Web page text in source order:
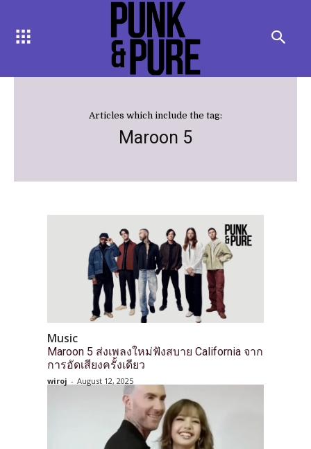
Articles which include the tag:
Maroon 5
Music
Maroon 5 ส่งเพลงใหม่ฟังสบาย California จาก
การอัดเสียงครั้งเดียว
wiroj - August 12, 2025